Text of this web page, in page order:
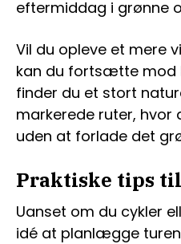
eftermiddag i grønne
Vil du opleve et mere
kan du fortsætte mod
finder du et stort
markerede ruter, hvor
uden at forlade det
Praktiske tips
Uanset om du cykler
idé at planlægge